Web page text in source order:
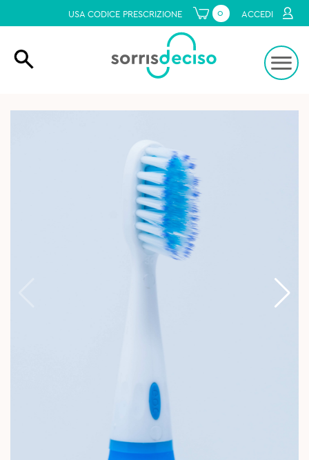
USA CODICE PRESCRIZIONE 0 ACCEDI